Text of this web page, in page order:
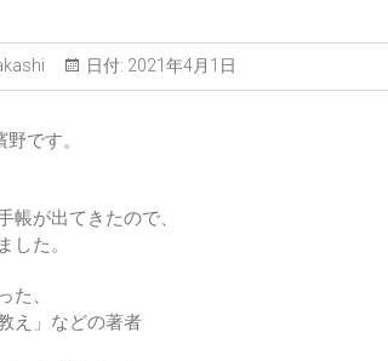
日付: 2021年4月1日
です。
帳が出てきたので、
した。
た、
え」などの著者